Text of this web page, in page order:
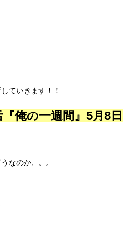
ていきます！！
『俺の一週間』5月8日
なのか。。。